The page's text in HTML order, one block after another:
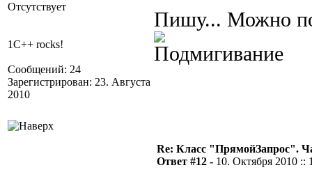
Отсутствует
1C++ rocks!
Сообщений: 24
Зарегистрирован: 23. Августа
2010
Пишу... Можно
Re: Класс "ПрямойЗапрос".
Ответ #12 - 10. Октября 2010 ::